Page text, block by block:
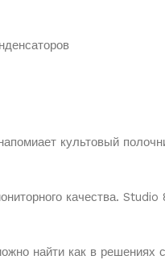
культовый
качества.
найти как в